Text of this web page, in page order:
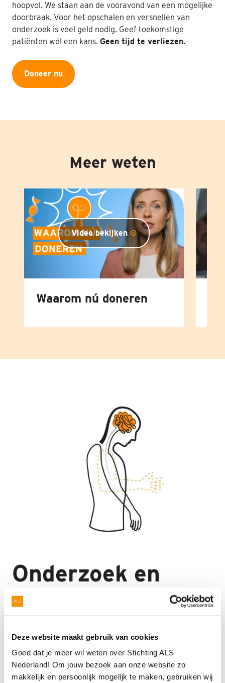
Deze website maakt gebruik van cookies
Goed dat je meer wil weten over Stichting ALS
Nederland! Om jouw bezoek aan onze website zo
makkelijk en persoonlijk mogelijk te maken, gebruiken wij
hoopvol. We staan aan de vooravond van een mogelijke
doorbraak. Voor het opschalen en versnellen van
onderzoek is veel geld nodig. Geef toekomstige
patiënten wél een kans. Geen tijd te verliezen.
Doneer nu
Meer weten
Video bekijken
Waarom nú doneren
Onderzoek en
kwaliteit van
leven
Jouw donatie gaat naar wetenschappelijk onderzoek
naar de oorzaak en behandeling van ALS, en de
aanverwante ziekten PSMA en PLS. Daarnaast gaat er